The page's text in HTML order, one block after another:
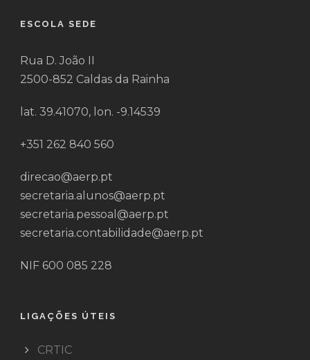
ESCOLA SEDE
Rua D. João II
2500-852 Caldas da Rainha
lat. 39.41070, lon. -9.14539
+351 262 840 560
direcao@aerp.pt
secretaria.alunos@aerp.pt
secretaria.pessoal@aerp.pt
secretaria.contabilidade@aerp.pt
NIF 600 085 228
LIGAÇÕES ÚTEIS
CRTIC